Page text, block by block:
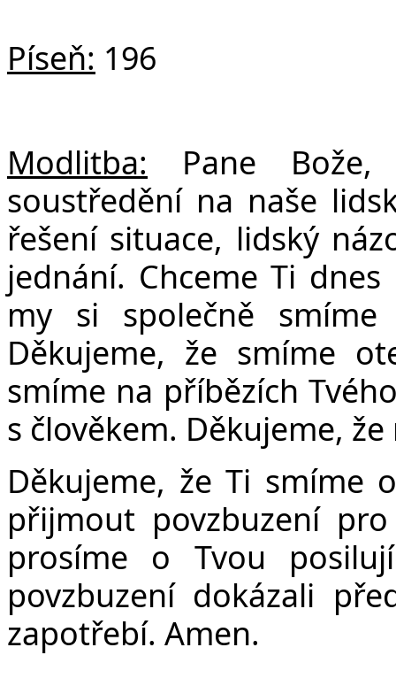
Píseň: 196
Modlitba: Pane Bože,
soustředění na naše
řešení situace, lidský
jednání. Chceme Ti
my si společně
Děkujeme, že smíme
smíme na příbězích
s člověkem. Děkujeme,
Děkujeme, že Ti smíme
přijmout povzbuzení
prosíme o Tvou
povzbuzení dokázali
zapotřebí. Amen.